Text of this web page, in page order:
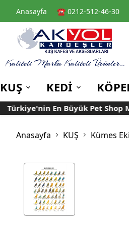
Anasayfa ☎️ 0212-512-46-30
KUŞ
Kafes
Muhabbet
Papağan
Taşıma Kafesi
Rulolu Kafes
KEDİ
Kedi Kuru Mamalar
Taşımalar
Kuru Mamalar
Mama ve Su Kapları
Guinea Pig Yemleri
En Büyük Pet Shop
Anasayfa KUŞ Kümes